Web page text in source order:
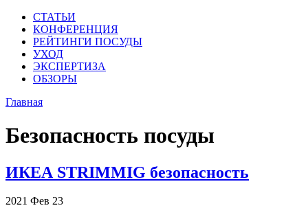
СТАТЬИ
КОНФЕРЕНЦИЯ
РЕЙТИНГИ ПОСУДЫ
УХОД
ЭКСПЕРТИЗА
ОБЗОРЫ
Главная
Безопасность посуды
ИКЕА STRIMMIG безопасность
2021 Фев 23